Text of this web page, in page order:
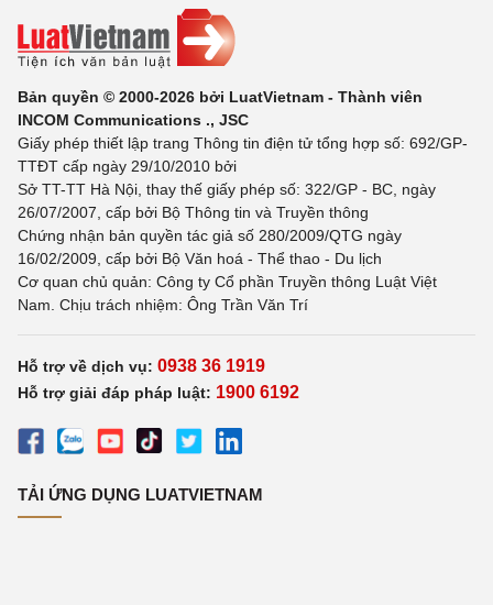
Bản quyền © 2000-2026 bởi LuatVietnam - Thành viên
INCOM Communications ., JSC
Giấy phép thiết lập trang Thông tin điện tử tổng hợp số: 692/GP-
TTĐT cấp ngày 29/10/2010 bởi
Sở TT-TT Hà Nội, thay thế giấy phép số: 322/GP - BC, ngày
26/07/2007, cấp bởi Bộ Thông tin và Truyền thông
Chứng nhận bản quyền tác giả số 280/2009/QTG ngày
16/02/2009, cấp bởi Bộ Văn hoá - Thể thao - Du lịch
Cơ quan chủ quản: Công ty Cổ phần Truyền thông Luật Việt
Nam. Chịu trách nhiệm: Ông Trần Văn Trí
Hỗ trợ về dịch vụ: 0938 36 1919
Hỗ trợ giải đáp pháp luật: 1900 6192
TẢI ỨNG DỤNG LUATVIETNAM